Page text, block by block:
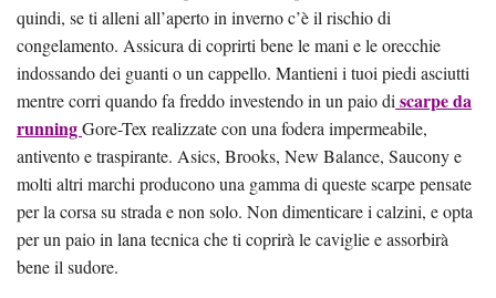
quindi, se ti alleni all’aperto in inverno c’è il rischio di
congelamento. Assicura di coprirti bene le mani e le orecchie
indossando dei guanti o un cappello. Mantieni i tuoi piedi asciutti
mentre corri quando fa freddo investendo in un paio di scarpe da
runningGore-Tex realizzate con una fodera impermeabile,
antivento e traspirante. Asics, Brooks, New Balance, Saucony e
molti altri marchi producono una gamma di queste scarpe pensate
per la corsa su strada e non solo. Non dimenticare i calzini, e opta
per un paio in lana tecnica che ti coprirà le caviglie e assorbirà
bene il sudore.